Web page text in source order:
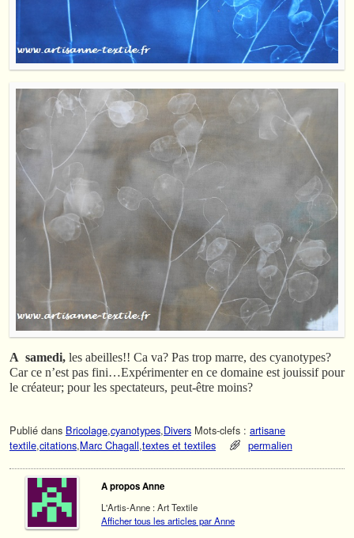
A samedi, les abeilles!! Ca va? Pas trop marre, des cyanotypes?
Car ce n’est pas fini…Expérimenter en ce domaine est jouissif pour
le créateur; pour les spectateurs, peut-être moins?
Publié dans Bricolage,cyanotypes,Divers Mots-clefs : artisane
textile,citations,Marc Chagall,textes et textiles permalien
A propos Anne
L'Artis-Anne : Art Textile
Afficher tous les articles par Anne